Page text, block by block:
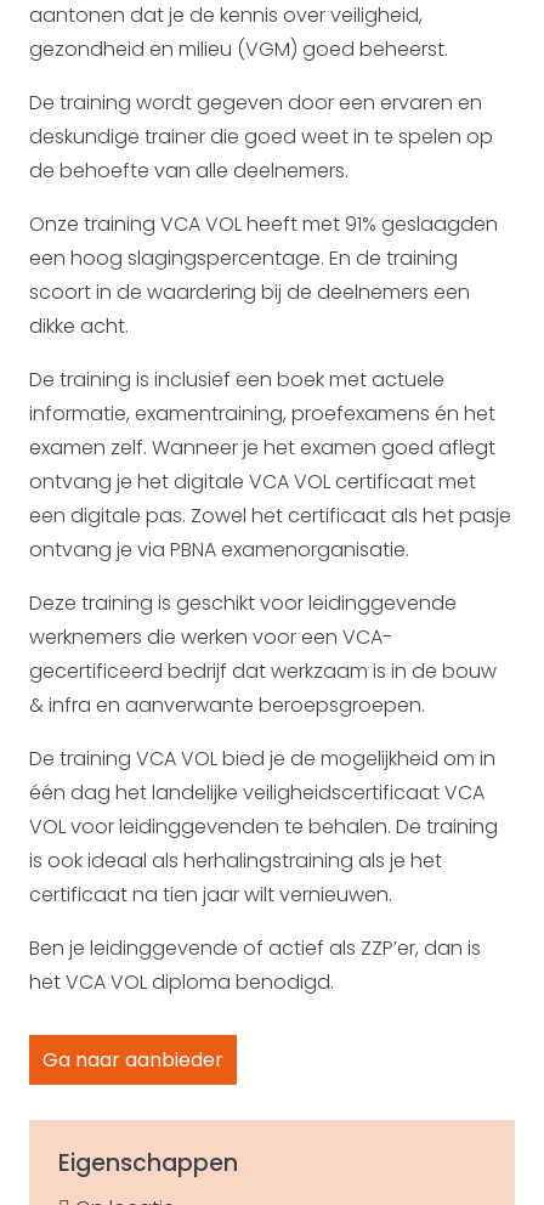
aantonen dat je de kennis over veiligheid,
gezondheid en milieu (VGM) goed beheerst.
De training wordt gegeven door een ervaren en
deskundige trainer die goed weet in te spelen op
de behoefte van alle deelnemers.
Onze training VCA VOL heeft met 91% geslaagden
een hoog slagingspercentage. En de training
scoort in de waardering bij de deelnemers een
dikke acht.
De training is inclusief een boek met actuele
informatie, examentraining, proefexamens én het
examen zelf. Wanneer je het examen goed aflegt
ontvang je het digitale VCA VOL certificaat met
een digitale pas. Zowel het certificaat als het pasje
ontvang je via PBNA examenorganisatie.
Deze training is geschikt voor leidinggevende
werknemers die werken voor een VCA-
gecertificeerd bedrijf dat werkzaam is in de bouw
& infra en aanverwante beroepsgroepen.
De training VCA VOL bied je de mogelijkheid om in
één dag het landelijke veiligheidscertificaat VCA
VOL voor leidinggevenden te behalen. De training
is ook ideaal als herhalingstraining als je het
certificaat na tien jaar wilt vernieuwen.
Ben je leidinggevende of actief als ZZP’er, dan is
het VCA VOL diploma benodigd.
Ga naar aanbieder
Eigenschappen